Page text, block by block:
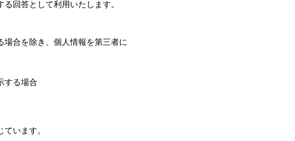
回答として利用いたします。
場合を除き、個人情報を第三者に
する場合
います。